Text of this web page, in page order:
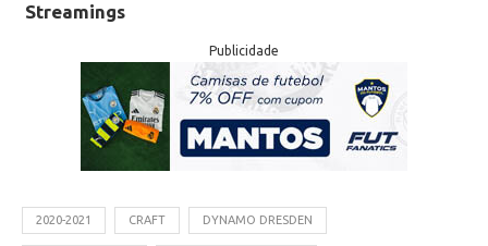
Streamings
Publicidade
2020-2021 CRAFT DYNAMO DRESDEN